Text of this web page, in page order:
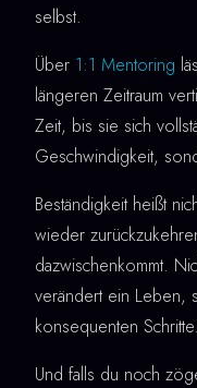
selbst.
Über 1:1 Mentoring
längeren Zeitraum
Zeit, bis sie sich
Geschwindigkeit,
Beständigkeit heißt
wieder
dazwischenkommt.
verändert ein Leben,
konsequenten Schritte.
Und falls du noch